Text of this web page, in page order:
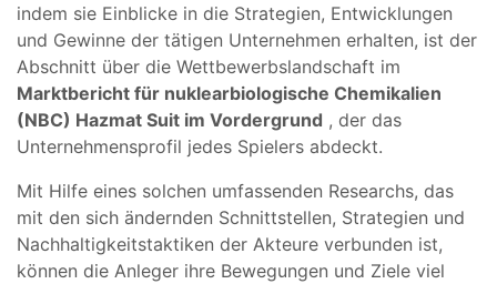
indem sie Einblicke in die Strategien, Entwicklungen
und Gewinne der tätigen Unternehmen erhalten, ist der
Abschnitt über die Wettbewerbslandschaft im
Marktbericht für nuklearbiologische Chemikalien
(NBC) Hazmat Suit im Vordergrund , der das
Unternehmensprofil jedes Spielers abdeckt.
Mit Hilfe eines solchen umfassenden Researchs, das
mit den sich ändernden Schnittstellen, Strategien und
Nachhaltigkeitstaktiken der Akteure verbunden ist,
können die Anleger ihre Bewegungen und Ziele viel